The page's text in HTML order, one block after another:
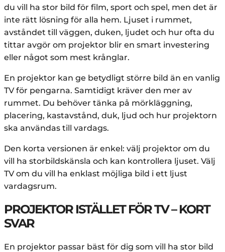
du vill ha stor bild för film, sport och spel, men det är
inte rätt lösning för alla hem. Ljuset i rummet,
avståndet till väggen, duken, ljudet och hur ofta du
tittar avgör om projektor blir en smart investering
eller något som mest krånglar.
En projektor kan ge betydligt större bild än en vanlig
TV för pengarna. Samtidigt kräver den mer av
rummet. Du behöver tänka på mörkläggning,
placering, kastavstånd, duk, ljud och hur projektorn
ska användas till vardags.
Den korta versionen är enkel: välj projektor om du
vill ha storbildskänsla och kan kontrollera ljuset. Välj
TV om du vill ha enklast möjliga bild i ett ljust
vardagsrum.
PROJEKTOR ISTÄLLET FÖR TV – KORT
SVAR
En projektor passar bäst för dig som vill ha stor bild